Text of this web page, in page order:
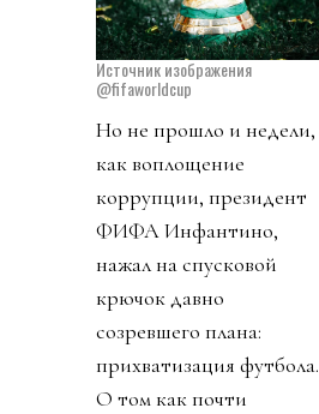
Источник изображения
@fifaworldcup
Но не прошло и недели,
как воплощение
коррупции, президент
ФИФА Инфантино,
нажал на спусковой
крючок давно
созревшего плана:
прихватизация футбола.
О том как почти